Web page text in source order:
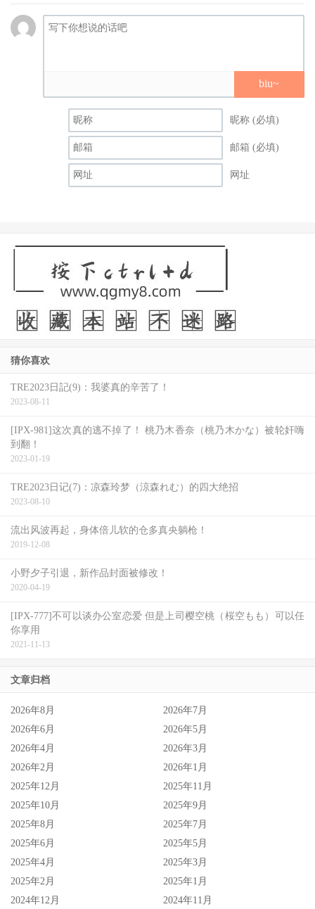
biu~
昵称 (必填)
邮箱 (必填)
网址
猜你喜欢
TRE2023日記(9)：我婆真的辛苦了！
2023-08-11
[IPX-981]这次真的逃不掉了！ 桃乃木香奈（桃乃木かな）被轮奸嗨
到翻！
2023-01-19
TRE2023日记(7)：凉森玲梦（涼森れむ）的四大绝招
2023-08-10
流出风波再起，身体倍儿软的仓多真央躺枪！
2019-12-08
小野夕子引退，新作品封面被修改！
2020-04-19
[IPX-777]不可以谈办公室恋爱 但是上司樱空桃（桜空もも）可以任
你享用
2021-11-13
文章归档
2026年8月
2026年7月
2026年6月
2026年5月
2026年4月
2026年3月
2026年2月
2026年1月
2025年12月
2025年11月
2025年10月
2025年9月
2025年8月
2025年7月
2025年6月
2025年5月
2025年4月
2025年3月
2025年2月
2025年1月
2024年12月
2024年11月